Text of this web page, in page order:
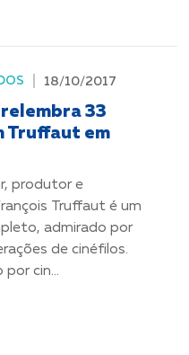
18/10/2017
33
Truffaut em
produtor e
Truffaut é um
admirado por
de cinéfilos.
por cin...